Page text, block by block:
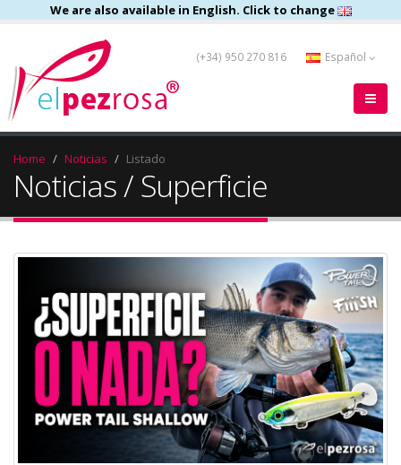
We are also available in English. Click to change
(+34) 950 270 816 Español
Home Noticias Listado
Noticias / Superficie